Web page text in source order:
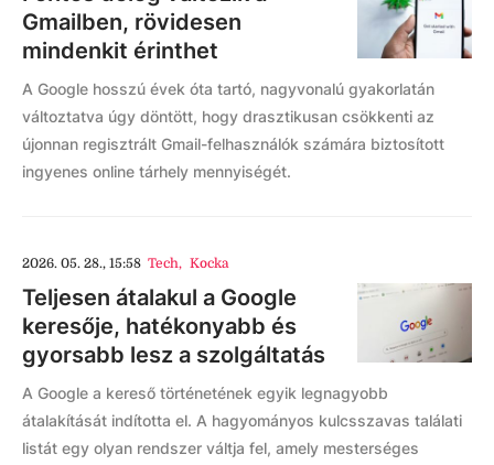
Gmailben, rövidesen
mindenkit érinthet
A Google hosszú évek óta tartó, nagyvonalú gyakorlatán
változtatva úgy döntött, hogy drasztikusan csökkenti az
újonnan regisztrált Gmail-felhasználók számára biztosított
ingyenes online tárhely mennyiségét.
2026. 05. 28., 15:58 Tech, Kocka
Teljesen átalakul a Google
keresője, hatékonyabb és
gyorsabb lesz a szolgáltatás
A Google a kereső történetének egyik legnagyobb
átalakítását indította el. A hagyományos kulcsszavas találati
listát egy olyan rendszer váltja fel, amely mesterséges